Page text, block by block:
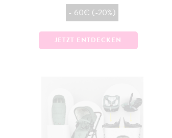
- 60€ (-20%)
JETZT ENTDECKEN